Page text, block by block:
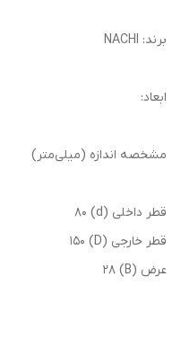
برند: NACHI
ابعاد:
مشخصه اندازه (میلی‌متر)
قطر داخلی (d) 80
قطر خارجی (D) 150
عرض (B) 28